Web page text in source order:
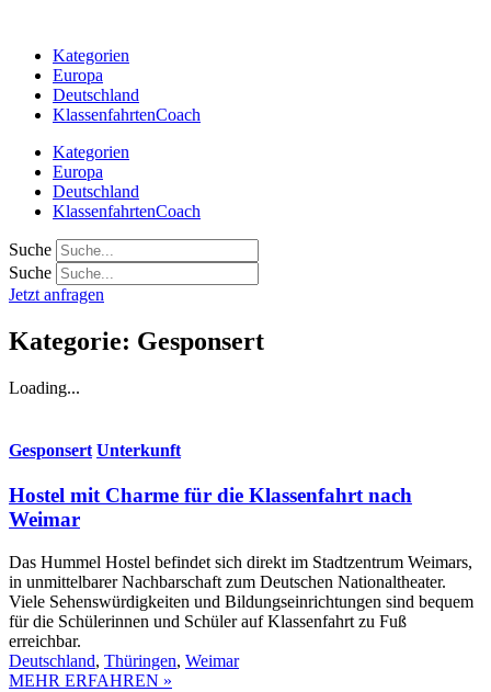
springenKategorien
Europa
Deutschland
KlassenfahrtenCoach
Kategorien
Europa
Deutschland
KlassenfahrtenCoach
Suche
Suche
Jetzt anfragen
Kategorie: Gesponsert
Loading...
Gesponsert Unterkunft
Hostel mit Charme für die Klassenfahrt nach
Weimar
Das Hummel Hostel befindet sich direkt im Stadtzentrum Weimars,
in unmittelbarer Nachbarschaft zum Deutschen Nationaltheater.
Viele Sehenswürdigkeiten und Bildungseinrichtungen sind bequem
für die Schülerinnen und Schüler auf Klassenfahrt zu Fuß
erreichbar.
Deutschland, Thüringen, Weimar
MEHR ERFAHREN »